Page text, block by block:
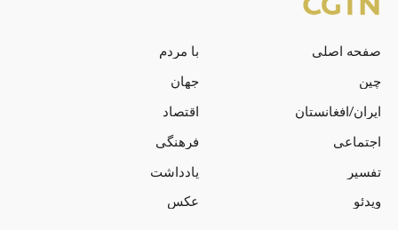
صفحه اصلی
با مردم
چین
جهان
ایران/افغانستان
اقتصاد
اجتماعی
فرهنگی
تفسیر
یادداشت
ویدئو
عکس